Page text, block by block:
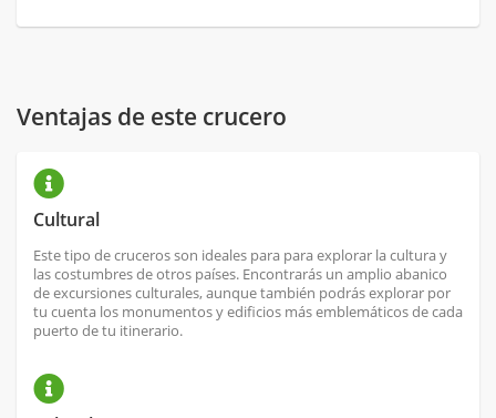
Ventajas de este crucero
Cultural
Este tipo de cruceros son ideales para para explorar la cultura y
las costumbres de otros países. Encontrarás un amplio abanico
de excursiones culturales, aunque también podrás explorar por
tu cuenta los monumentos y edificios más emblemáticos de cada
puerto de tu itinerario.